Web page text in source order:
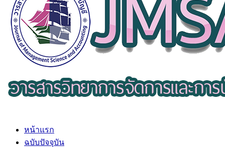
หน้าแรก
ฉบับปัจจุบัน